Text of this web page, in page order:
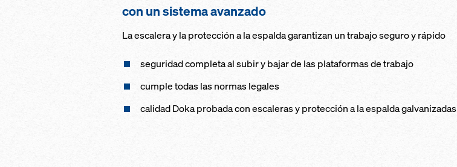
con un sistema avanzado
La escalera y la protección a la espalda garantizan un trabajo seguro y rápido
seguridad completa al subir y bajar de las plataformas de trabajo
cumple todas las normas legales
calidad Doka probada con escaleras y protección a la espalda galvanizadas